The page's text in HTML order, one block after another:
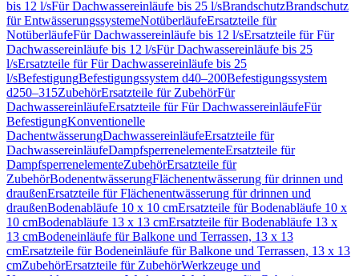
bis 12 l/sFür Dachwassereinläufe bis 25 l/sBrandschutzBrandschutz
für EntwässerungssystemeNotüberläufeErsatzteile für
NotüberläufeFür Dachwassereinläufe bis 12 l/sErsatzteile für Für
Dachwassereinläufe bis 12 l/sFür Dachwassereinläufe bis 25
l/sErsatzteile für Für Dachwassereinläufe bis 25
l/sBefestigungBefestigungssystem d40–200Befestigungssystem
d250–315ZubehörErsatzteile für ZubehörFür
DachwassereinläufeErsatzteile für Für DachwassereinläufeFür
BefestigungKonventionelle
DachentwässerungDachwassereinläufeErsatzteile für
DachwassereinläufeDampfsperrenelementeErsatzteile für
DampfsperrenelementeZubehörErsatzteile für
ZubehörBodenentwässerungFlächenentwässerung für drinnen und
draußenErsatzteile für Flächenentwässerung für drinnen und
draußenBodenabläufe 10 x 10 cmErsatzteile für Bodenabläufe 10 x
10 cmBodenabläufe 13 x 13 cmErsatzteile für Bodenabläufe 13 x
13 cmBodeneinläufe für Balkone und Terrassen, 13 x 13
cmErsatzteile für Bodeneinläufe für Balkone und Terrassen, 13 x 13
cmZubehörErsatzteile für ZubehörWerkzeuge und